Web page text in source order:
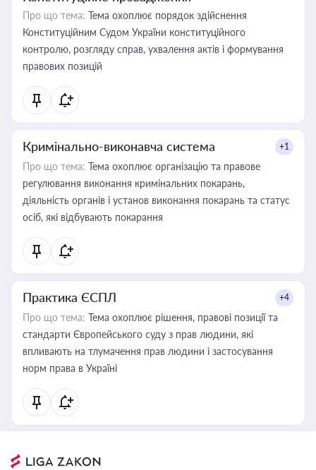
Про що тема: Тема охоплює порядок здійснення
Конституційним Судом України конституційного
контролю, розгляду справ, ухвалення актів і формування
правових позицій
Кримінально-виконавча система +1
Про що тема: Тема охоплює організацію та правове
регулювання виконання кримінальних покарань,
діяльність органів і установ виконання покарань та статус
осіб, які відбувають покарання
Практика ЄСПЛ +4
Про що тема: Тема охоплює рішення, правові позиції та
стандарти Європейського суду з прав людини, які
впливають на тлумачення прав людини і застосування
норм права в Україні